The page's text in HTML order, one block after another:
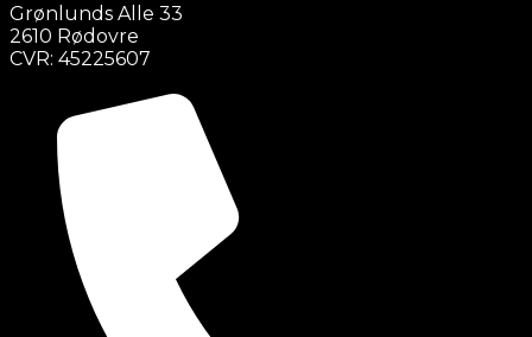
Grønlunds Alle 33
2610 Rødovre
CVR: 45225607